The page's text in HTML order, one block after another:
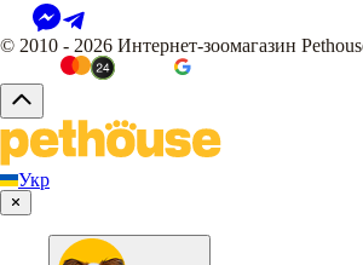
© 2010 - 2026 Интернет-зоомагазин
Укр